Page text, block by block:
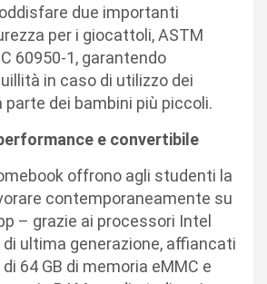
due importanti
per i giocattoli, ASTM
60950-1, garantendo
in caso di utilizzo dei
parte dei bambini più piccoli.
e convertibile
offrono agli studenti la
contemporaneamente su
– grazie ai processori Intel
di ultima generazione, affiancati
64 GB di memoria eMMC e